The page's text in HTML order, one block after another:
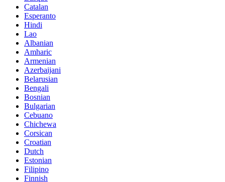
Catalan
Esperanto
Hindi
Lao
Albanian
Amharic
Armenian
Azerbaijani
Belarusian
Bengali
Bosnian
Bulgarian
Cebuano
Chichewa
Corsican
Croatian
Dutch
Estonian
Filipino
Finnish